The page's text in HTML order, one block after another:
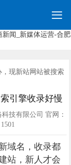

现新站网站被搜索
引擎收录好慢
技有限公司 官网：
1501
域名，收录都
站，新人才会